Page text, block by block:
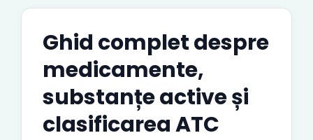
Ghid complet despre
medicamente,
substanțe active și
clasificarea ATC